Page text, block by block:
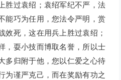
胜过袁绍；袁绍军纪不严，法
能巧为任用，您法令严明，赏
效死，这在用兵上胜过袁绍；
，耍小技而博取名誉，所以士
多归附于他，您以仁爱之心待
为谨严克己，而在奖励有功之